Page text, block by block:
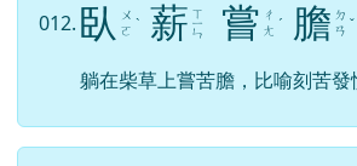
012. 臥
ㄨ
ㄛ ˋ 薪 ㄒ
ㄧ
ㄣ 嘗 ㄔ
ㄤ ˊ 膽 ㄉ
ㄢ ˇ
躺在柴草上嘗苦膽，比喻刻苦發